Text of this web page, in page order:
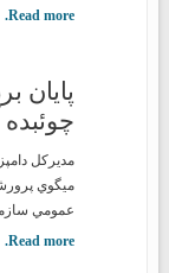
Read more.
پايان
چوئبده
مديركل
ميگوي
عمومي
Read more.